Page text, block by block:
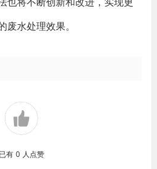
水处理效果。
已有 0 人点赞